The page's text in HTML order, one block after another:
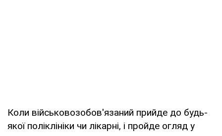
Коли військовозобов'язаний прийде до будь-
якої поліклініки чи лікарні, і пройде огляд у